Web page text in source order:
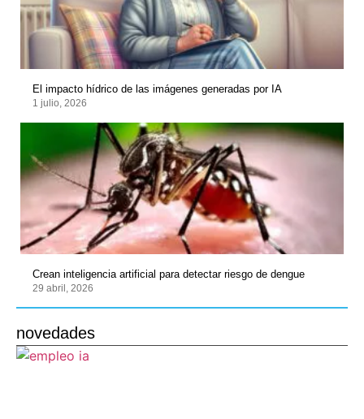
El impacto hídrico de las imágenes generadas por IA
1 julio, 2026
Crean inteligencia artificial para detectar riesgo de dengue
29 abril, 2026
novedades